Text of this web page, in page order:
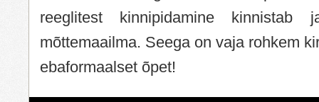
reeglitest kinnipidamine kinnistab
mõttemaailma. Seega on vaja rohkem
ebaformaalset õpet!